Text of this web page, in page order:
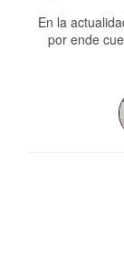
En la
por ende